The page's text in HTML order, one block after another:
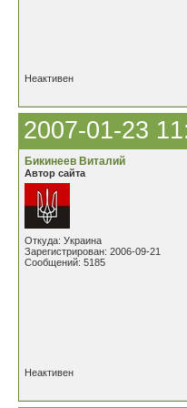
Неактивен
2007-01-23
Бикинеев Виталий
Автор сайта
Откуда: Украина
Зарегистрирован: 2006-09-21
Сообщений: 5185
Неактивен